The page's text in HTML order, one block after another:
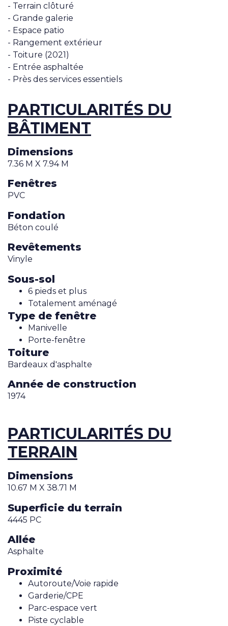
- Terrain clôturé
- Grande galerie
- Espace patio
- Rangement extérieur
- Toiture (2021)
- Entrée asphaltée
- Près des services essentiels
PARTICULARITÉS DU
BÂTIMENT
Dimensions
7.36 M X 7.94 M
Fenêtres
PVC
Fondation
Béton coulé
Revêtements
Vinyle
Sous-sol
6 pieds et plus
Totalement aménagé
Type de fenêtre
Manivelle
Porte-fenêtre
Toiture
Bardeaux d'asphalte
Année de construction
1974
PARTICULARITÉS DU
TERRAIN
Dimensions
10.67 M X 38.71 M
Superficie du terrain
4445 PC
Allée
Asphalte
Proximité
Autoroute/Voie rapide
Garderie/CPE
Parc-espace vert
Piste cyclable